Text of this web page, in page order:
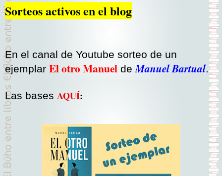
Sorteos activos en el blog
En el canal de Youtube sorteo de un
ejemplar El otro Manuel deManuel Bartual.
Las bases AQUÍ: